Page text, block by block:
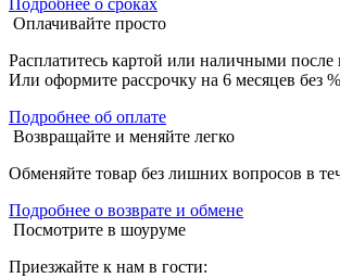
Оплачивайте просто
Расплатитесь картой или наличными после
Или оформите рассрочку на 6 месяцев без
Подробнее об оплате
Возвращайте и меняйте легко
Обменяйте товар без лишних вопросов в
Подробнее о возврате и обмене
Посмотрите в шоуруме
Приезжайте к нам в гости: